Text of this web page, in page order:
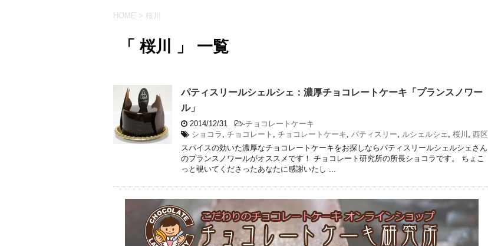
HOME > 桜川
「 桜川 」 一覧
パティスリールシェルシェ：濃厚チョコレートケーキ「プランスノワー
ル」
2014/12/31 -チョコレートケーキ
ショコラ
チョコレート チョコレートケーキ パティスリー ルシェルシェ 桜川
西区
スパイスの効いた濃厚なチョコレートケーキをお探しならパティスリールシェルシェさん
のプランスノワールがオススメです！ チョコレート研究所の所長ショコラです。 ちょこ
っと覗いてくださったあなたに感謝いたし ...